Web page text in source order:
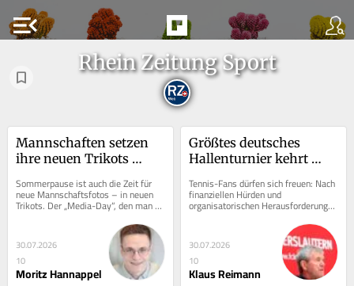
menu_open
Rhein Zeitung Sport
Mannschaften setzen
ihre neuen Trikots
Sommerpause ist auch die Zeit für
neue Mannschaftsfotos – in neuen
Trikots. Der „Media-Day“, den man
von den Profis kennt, hält immer
30.07.2026
10
Moritz Hannappel
Größtes deutsches
Hallenturnier kehrt
Tennis-Fans dürfen sich freuen: Nach
finanziellen Hürden und
organisatorischen Herausforderungen
steht das Turnier vor einem
30.07.2026
10
Klaus Reimann